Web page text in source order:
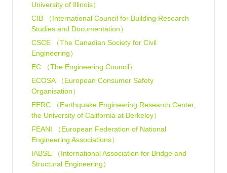
University of Illinois）
CIB （International Council for Building Research
Studies and Documentation）
CSCE （The Canadian Society for Civil
Engineering）
EC （The Engineering Council）
ECOSA （European Consumer Safety
Organisation）
EERC （Earthquake Engineering Research Center,
the University of California at Berkeley）
FEANI （European Federation of National
Engineering Associations）
IABSE （International Association for Bridge and
Structural Engineering）